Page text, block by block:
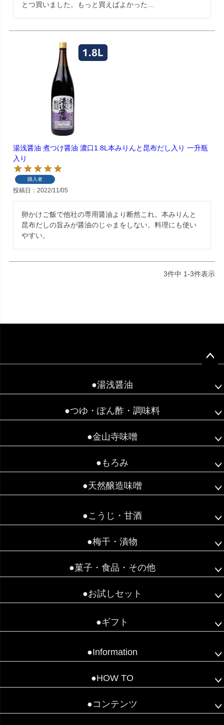
とつ買いました。もっと買えばよかった…
湯浅醤油 煮つけ醤油 濃口1.8L本みりんと昆布だし入り 一升瓶
入り
購入者
投稿日 2022/11/05
卵かけご飯で他社の専用醤油より断然これ。本みりんと
昆布だしの旨みが醤油のじゃまをしない。料理にも使い
やすい。
3件中 1-3件表示
●湯浅醤油
●つゆ・ぽん酢・調味料
●金山寺味噌
●もろみ
●天然醸造味噌
●こうじ・甘酒
●梅干・漬物
●菓子・食品・その他
●お試しセット
●ギフト
●Information
●HOW TO
●コンテンツ